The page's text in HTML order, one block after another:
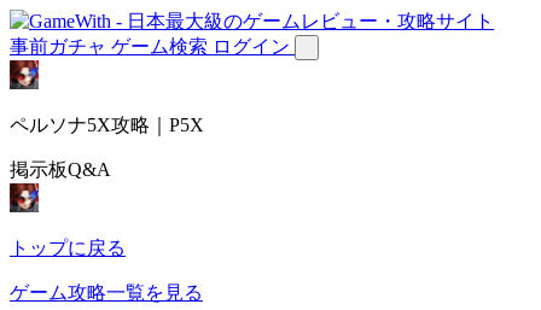
事前ガチャ ゲーム検索 ログイン
ペルソナ5X攻略｜P5X
掲示板Q&A
トップに戻る
ゲーム攻略一覧を見る